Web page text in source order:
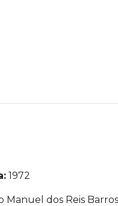
1972
Manuel dos Reis